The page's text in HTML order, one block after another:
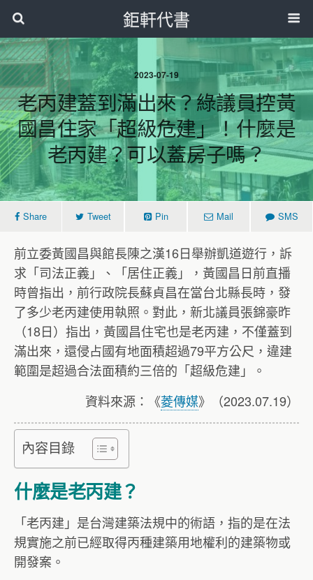
鉅軒代書
2023-07-19
老丙建蓋到滿出來？綠議員控黃
國昌住家「超級危建」！什麼是
老丙建？可以蓋房子嗎？
Share Tweet Pin Mail SMS
前立委黃國昌與館長陳之漢16日舉辦凱道遊行，訴
求「司法正義」、「居住正義」，黃國昌日前直播
時曾指出，前行政院長蘇貞昌在當台北縣長時，發
了多少老丙建使用執照。對此，新北議員張錦豪昨
（18日）指出，黃國昌住宅也是老丙建，不僅蓋到
滿出來，還侵占國有地面積超過79平方公尺，違建
範圍是超過合法面積約三倍的「超級危建」。
資料來源：《菱傳媒》（2023.07.19）
內容目錄
什麼是老丙建？
「老丙建」是台灣建築法規中的術語，指的是在法
規實施之前已經取得丙種建築用地權利的建築物或
開發案。